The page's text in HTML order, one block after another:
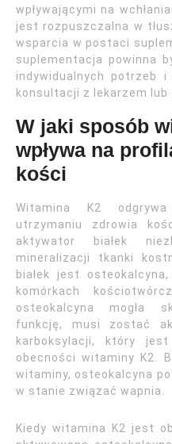
wpływającymi na
jest rozpuszczalna w
wsparcia w postaci
suplementacja powinna
indywidualnych potrzeb
konsultacji z lekarzem lub
W jaki sposób
wpływa na
kości
Witamina K2
utrzymaniu zdrowia
aktywator białek
mineralizacji tkanki
białek jest
komórkach
osteokalcyna mogła
funkcję, musi zostać
karboksylacji, który
obecności witaminy K2.
witaminy, osteokalcyna
w stanie związać wapnia.
Kiedy witamina K2 jest